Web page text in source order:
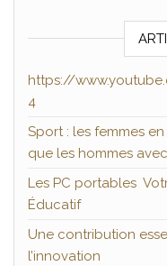
https://
4
Sport : les femmes
que les hommes
Les PC portables
Éducatif
Une contribution
l’innovation